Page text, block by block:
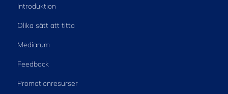
Introduktion
Olika sätt att titta
Mediarum
Feedback
Promotionresurser